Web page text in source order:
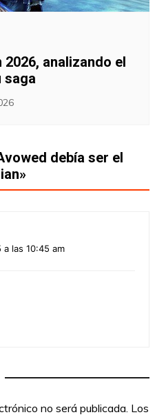
2026, analizando el
saga
debía ser el
»
las 10:45 am
no será publicada. Los